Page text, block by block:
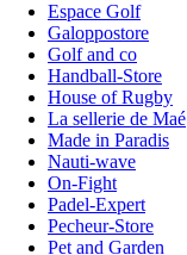
Espace Golf
Galoppostore
Golf and co
Handball-Store
House of Rugby
La sellerie de Maé
Made in Paradis
Nauti-wave
On-Fight
Padel-Expert
Pecheur-Store
Pet and Garden